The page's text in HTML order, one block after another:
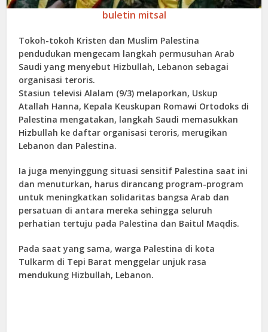
buletin mitsal
Tokoh-tokoh Kristen dan Muslim Palestina
pendudukan mengecam langkah permusuhan Arab
Saudi yang menyebut Hizbullah, Lebanon sebagai
organisasi teroris.
Stasiun televisi Alalam (9/3) melaporkan, Uskup
Atallah Hanna, Kepala Keuskupan Romawi Ortodoks di
Palestina mengatakan, langkah Saudi memasukkan
Hizbullah ke daftar organisasi teroris, merugikan
Lebanon dan Palestina.
Ia juga menyinggung situasi sensitif Palestina saat ini
dan menuturkan, harus dirancang program-program
untuk meningkatkan solidaritas bangsa Arab dan
persatuan di antara mereka sehingga seluruh
perhatian tertuju pada Palestina dan Baitul Maqdis.
Pada saat yang sama, warga Palestina di kota
Tulkarm di Tepi Barat menggelar unjuk rasa
mendukung Hizbullah, Lebanon.